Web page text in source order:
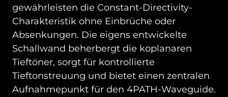
gewährleisten die Constant-Directivity-
Charakteristik ohne Einbrüche oder
Absenkungen. Die eigens entwickelte
Schallwand beherbergt die koplanaren
Tieftöner, sorgt für kontrollierte
Tieftonstreuung und bietet einen zentralen
Aufnahmepunkt für den 4PATH-Waveguide.